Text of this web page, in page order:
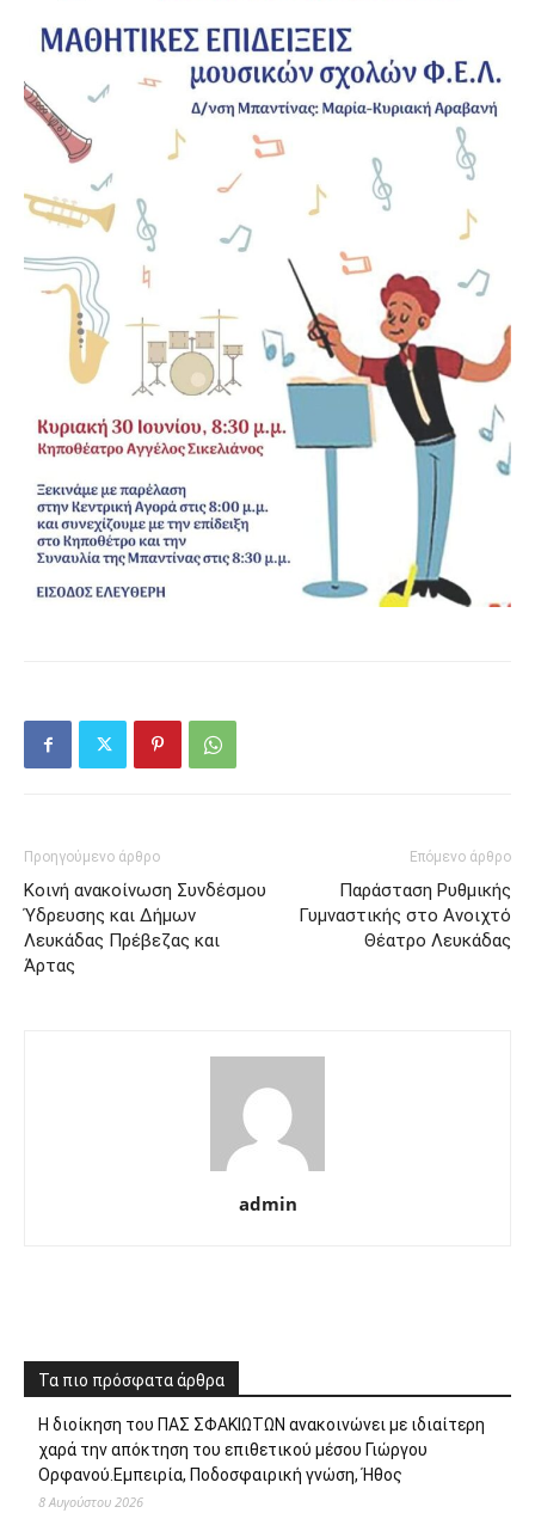
Προηγούμενο άρθρο
Κοινή ανακοίνωση Συνδέσμου
Ύδρευσης και Δήμων
Λευκάδας Πρέβεζας και
Άρτας
Επόμενο άρθρο
Παράσταση Ρυθμικής
Γυμναστικής στο Ανοιχτό
Θέατρο Λευκάδας
admin
Τα πιο πρόσφατα άρθρα
Η διοίκηση του ΠΑΣ ΣΦΑΚΙΩΤΩΝ ανακοινώνει με ιδιαίτερη
χαρά την απόκτηση του επιθετικού μέσου Γιώργου
Ορφανού.Εμπειρία, Ποδοσφαιρική γνώση, Ήθος
8 Αυγούστου 2026